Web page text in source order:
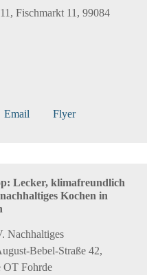
Fischmarkt 11, 99084
Email Flyer
Lecker, klimafreundlich
Kochen in
Nachhaltiges
Bebel-Straße 42,
OT Fohrde